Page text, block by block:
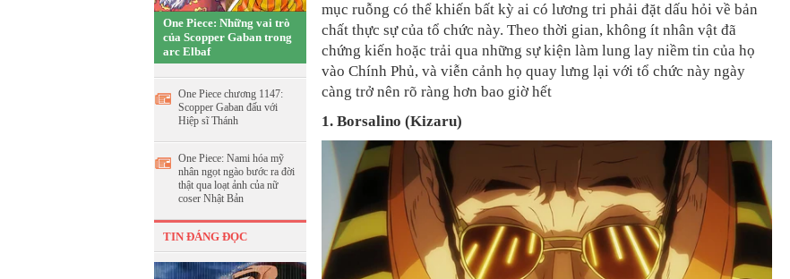
One Piece: Những vai trò
của Scopper Gaban trong
arc Elbaf
One Piece chương 1147:
Scopper Gaban đấu với
Hiệp sĩ Thánh
One Piece: Nami hóa mỹ
nhân ngọt ngào bước ra đời
thật qua loạt ảnh của nữ
coser Nhật Bản
TIN ĐÁNG ĐỌC
mục ruỗng có thể khiến bất kỳ ai có lương tri phải đặt dấu hỏi về bản
chất thực sự của tổ chức này. Theo thời gian, không ít nhân vật đã
chứng kiến hoặc trải qua những sự kiện làm lung lay niềm tin của họ
vào Chính Phủ, và viễn cảnh họ quay lưng lại với tổ chức này ngày
càng trở nên rõ ràng hơn bao giờ hết
1. Borsalino (Kizaru)